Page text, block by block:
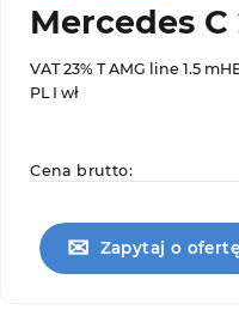
Mercedes C
VAT 23% T AMG line 1.5
PL I wł
Cena brutto:
✉ Zapytaj o ofertę